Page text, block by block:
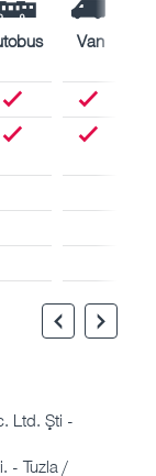
Van
Ltd. Şti -
- Tuzla /